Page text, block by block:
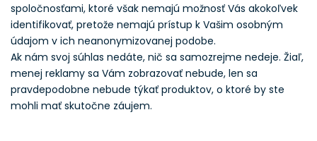
spoločnosťami, ktoré však nemajú možnosť Vás akokoľvek
identifikovať, pretože nemajú prístup k Vašim osobným
údajom v ich neanonymizovanej podobe.
Ak nám svoj súhlas nedáte, nič sa samozrejme nedeje. Žiaľ,
menej reklamy sa Vám zobrazovať nebude, len sa
pravdepodobne nebude týkať produktov, o ktoré by ste
mohli mať skutočne záujem.